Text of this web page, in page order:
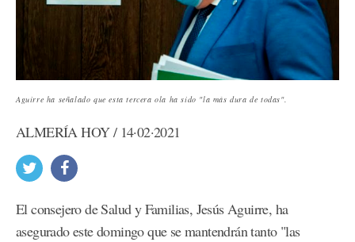
Aguirre ha señalado que esta tercera ola ha sido "la más dura de todas".
ALMERÍA HOY / 14·02·2021
El consejero de Salud y Familias, Jesús Aguirre, ha
asegurado este domingo que se mantendrán tanto "las